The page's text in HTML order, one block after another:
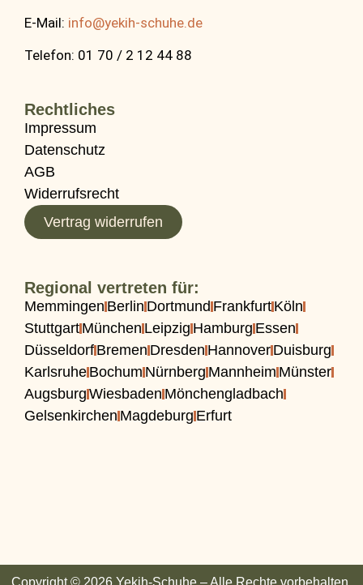
E-Mail: info@yekih-schuhe.de
Telefon: 01 70 / 2 12 44 88
Rechtliches
Impressum
Datenschutz
AGB
Widerrufsrecht
Vertrag widerrufen
Regional vertreten für:
Memmingen Berlin Dortmund Frankfurt Köln
Stuttgart München Leipzig Hamburg Essen
Düsseldorf Bremen Dresden Hannover Duisburg
Karlsruhe Bochum Nürnberg Mannheim Münster
Augsburg Wiesbaden Mönchengladbach
Gelsenkirchen Magdeburg Erfurt
Copyright © 2026 Yekih-Schuhe – Alle Rechte vorbehalten.